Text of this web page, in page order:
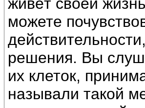
живёт своей
можете
решения. Вы
их клеток,
называли такой